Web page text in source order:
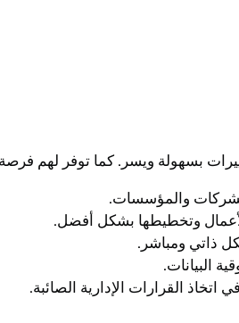
بسهولة ويسر. كما توفر لهم
والمؤسسات.
وتخطيطها بشكل أفضل.
ذاتي ومباشر.
البيانات.
القرارات الإدارية الصائبة.